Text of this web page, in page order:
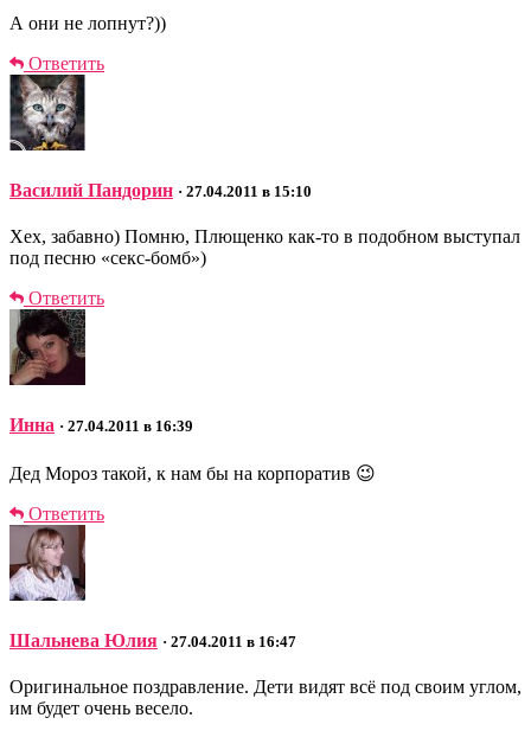
А они не лопнут?))
Ответить
Василий Пандорин · 27.04.2011 в 15:10
Хех, забавно) Помню, Плющенко как-то в подобном выступал
под песню «секс-бомб»)
Ответить
Инна · 27.04.2011 в 16:39
Дед Мороз такой, к нам бы на корпоратив 😉
Ответить
Шальнева Юлия · 27.04.2011 в 16:47
Оригинальное поздравление. Дети видят всё под своим углом,
им будет очень весело.